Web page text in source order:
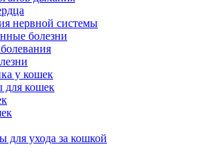
нервной системы
болезни
у кошек
для кошек
для ухода за кошкой